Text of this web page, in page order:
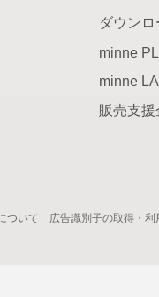
ダウン
minne
minne
販売支援
ついて 広告識別子の取得・利